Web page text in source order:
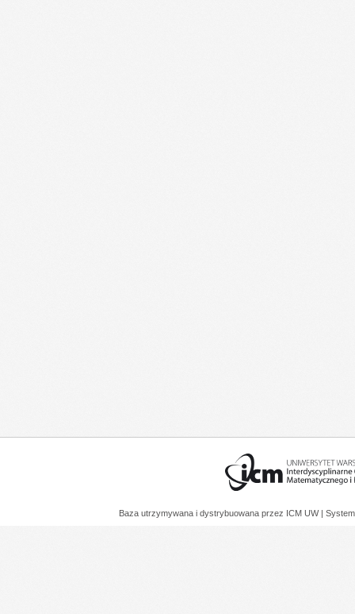
Baza utrzymywana i dystrybuowana przez ICM UW |